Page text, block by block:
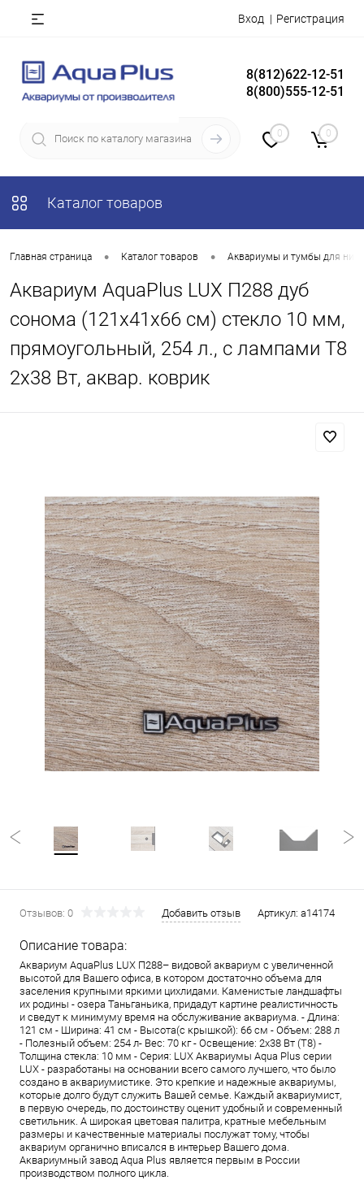
Вход Регистрация
8(812)622-12-51
8(800)555-12-51
0 0
Каталог товаров
Главная страница • Каталог товаров • Аквариумы и тумбы для них
Аквариум AquaPlus LUX П288 дуб
сонома (121х41х66 см) стекло 10 мм,
прямоугольный, 254 л., с лампами Т8
2х38 Вт, аквар. коврик
Отзывов: 0 Добавить отзыв Артикул: a14174
Описание товара:
Аквариум AquaPlus LUX П288– видовой аквариум с увеличенной
высотой для Вашего офиса, в котором достаточно объема для
заселения крупными яркими цихлидами. Каменистые ландшафты
их родины - озера Таньганьика, придадут картине реалистичность
и сведут к минимуму время на обслуживание аквариума. - Длина:
121 см - Ширина: 41 см - Высота(с крышкой): 66 см - Объем: 288 л
- Полезный объем: 254 л- Вес: 70 кг - Освещение: 2х38 Вт (Т8) -
Толщина стекла: 10 мм - Серия: LUX Аквариумы Aqua Plus серии
LUX - разработаны на основании всего самого лучшего, что было
создано в аквариумистике. Это крепкие и надежные аквариумы,
которые долго будут служить Вашей семье. Каждый аквариумист,
в первую очередь, по достоинству оценит удобный и современный
светильник. А широкая цветовая палитра, кратные мебельным
размеры и качественные материалы послужат тому, чтобы
аквариум органично вписался в интерьер Вашего дома.
Аквариумный завод Aqua Plus является первым в России
производством полного цикла.